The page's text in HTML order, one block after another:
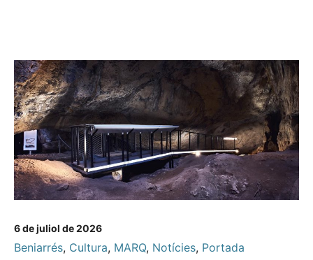
6 de juliol de 2026
Beniarrés, Cultura, MARQ, Notícies, Portada